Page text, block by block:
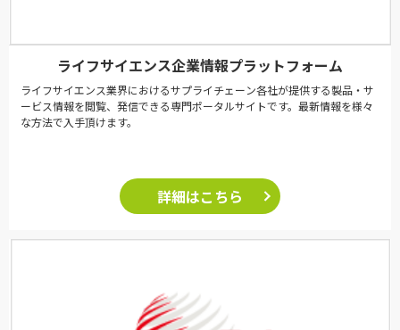
ライフサイエンス企業情報プラットフォーム
ライフサイエンス業界におけるサプライチェーン各社が提供する製品・サ
ービス情報を閲覧、発信できる専門ポータルサイトです。最新情報を様々
な方法で入手頂けます。
詳細はこちら